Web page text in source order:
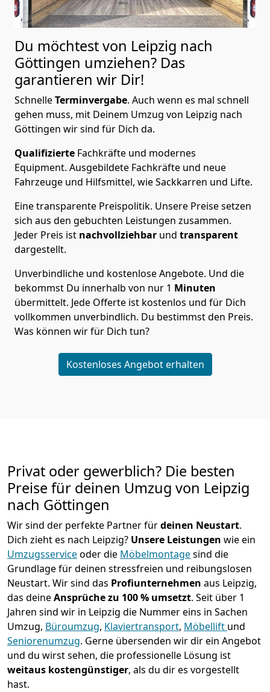
Du möchtest von Leipzig nach
Göttingen umziehen? Das
garantieren wir Dir!
SchnelleTerminvergabe. Auch wenn es mal schnell
gehen muss, mit Deinem Umzug von Leipzig nach
Göttingen wir sind für Dich da.
Qualifizierte Fachkräfte und modernes
Equipment. Ausgebildete Fachkräfte und neue
Fahrzeuge und Hilfsmittel, wie Sackkarren und Lifte.
Eine transparente Preispolitik. Unsere Preise setzen
sich aus den gebuchten Leistungen zusammen.
Jeder Preis ist nachvollziehbar und transparent
dargestellt.
Unverbindliche und kostenlose Angebote. Und die
bekommst Du innerhalb von nur 1 Minuten
übermittelt. Jede Offerte ist kostenlos und für Dich
vollkommen unverbindlich. Du bestimmst den Preis.
Was können wir für Dich tun?
Kostenloses Angebot erhalten
Privat oder gewerblich? Die besten
Preise für deinen Umzug von Leipzig
nach Göttingen
Wir sind der perfekte Partner fürdeinen Neustart.
Dich zieht es nach Leipzig? Unsere Leistungen wie ein
Umzugsserviceoder die Möbelmontagesind die
Grundlage für deinen stressfreien und reibungslosen
Neustart. Wir sind das Profiunternehmen aus Leipzig,
das deineAnsprüche zu 100 % umsetzt. Seit über 1
Jahren sind wir in Leipzig die Nummer eins in Sachen
Umzug, Büroumzug, Klaviertransport, Möbellift und
Seniorenumzug. Gerne übersenden wir dir ein Angebot
und du wirst sehen, die professionelle Lösung ist
weitaus kostengünstiger, als du dir es vorgestellt
hast.